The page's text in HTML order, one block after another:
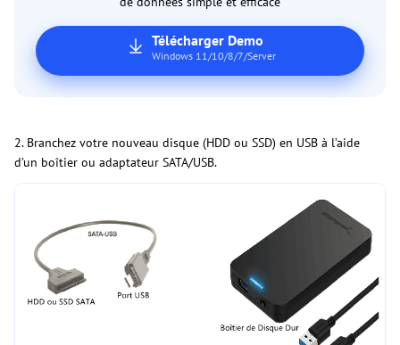
Télécharger Demo
Windows 11/10/8/7/Server
2. Branchez votre nouveau disque (HDD ou SSD) en USB à l’aide
d’un boîtier ou adaptateur SATA/USB.